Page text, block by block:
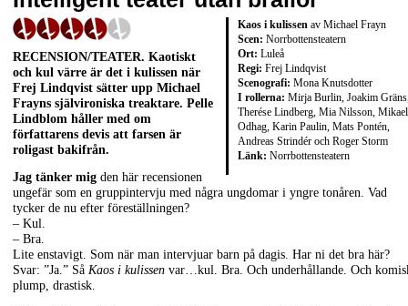
Kaos i kulissen av Michael Frayn
Scen: Norrbottensteatern
Ort: Luleå
Regi: Frej Lindqvist
Scenografi: Mona Knutsdotter
I rollerna: Mirja Burlin, Joakim
Therése Lindberg, Mia Nilsson, Mikael
Odhag, Karin Paulin, Mats Pontén,
Andreas Strindér och Roger Storm
Länk: Norrbottensteatern
RECENSION/TEATER. Kaotiskt
och kul värre är det i kulissen när
Frej Lindqvist sätter upp Michael
Frayns självironiska treaktare. Pelle
Lindblom håller med om
författarens devis att farsen är
roligast bakifrån.
Jag tänker mig den här recensionen
ungefär som en gruppintervju med några ungdomar i yngre tonåren. Vad
tycker de nu efter föreställningen?
– Kul.
– Bra.
Lite enstavigt. Som när man intervjuar barn på dagis. Har ni det bra här?
Svar: ”Ja.” Så Kaos i kulissen var…kul. Bra. Och underhållande. Och
plump, drastisk.